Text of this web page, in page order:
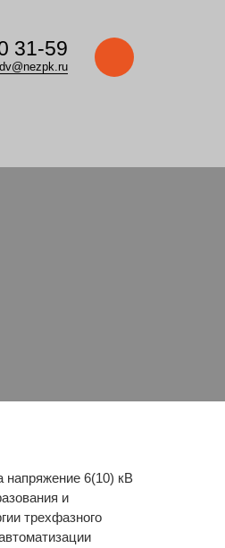
31-59
dv@nezpk.ru
6(10) кВ
и
трехфазного